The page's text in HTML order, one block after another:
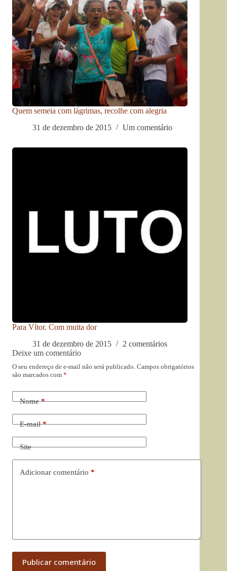
Quem semeia com lágrimas, recolhe com alegria
31 de dezembro de 2015
Um comentário
Para Vítor. Com muita dor
31 de dezembro de 2015
2 comentários
Deixe um comentário
O seu endereço de e-mail não será publicado. Campos obrigatórios
são marcados com *
Nome*
E-mail*
Site
Adicionar comentário *
Publicar comentário